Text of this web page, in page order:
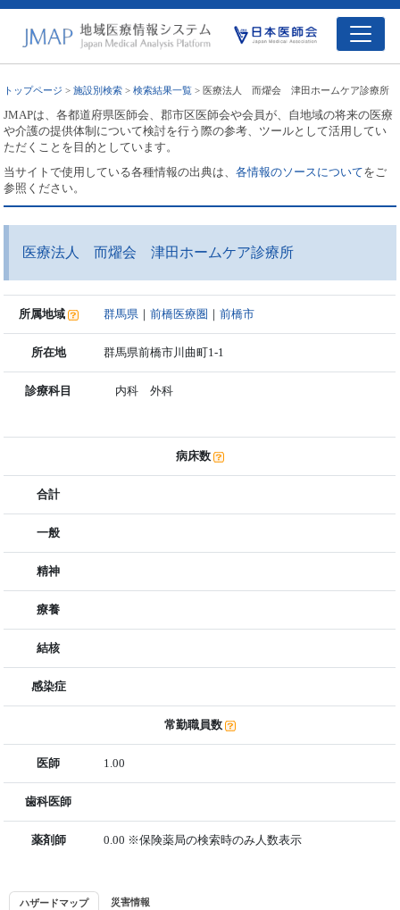
トップページ >施設別検索 >検索結果一覧 > 医療法人 而燿会 津田ホームケア診療所
JMAPは、各都道府県医師会、郡市区医師会や会員が、自地域の将来の医療
や介護の提供体制について検討を行う際の参考、ツールとして活用してい
ただくことを目的としています。
当サイトで使用している各種情報の出典は、各情報のソースについてをご
参照ください。
医療法人 而燿会 津田ホームケア診療所
所属地域 群馬県 ｜前橋医療圏 ｜前橋市
所在地 群馬県前橋市川曲町1-1
診療科目 内科 外科
病床数
合計
一般
精神
療養
結核
感染症
常勤職員数
医師 1.00
歯科医師
薬剤師 0.00 ※保険薬局の検索時のみ人数表示
ハザードマップ 災害情報